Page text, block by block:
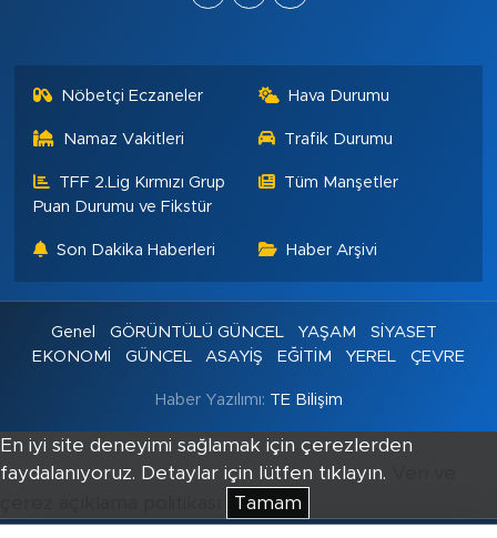
Nöbetçi Eczaneler Hava Durumu
Namaz Vakitleri Trafik Durumu
TFF 2.Lig Kırmızı Grup
Puan Durumu ve Fikstür
Tüm Manşetler
Son Dakika Haberleri Haber Arşivi
Genel GÖRÜNTÜLÜ GÜNCEL YAŞAM
SİYASET
EKONOMİ
GÜNCEL ASAYİŞ EĞİTİM YEREL ÇEVRE
Haber Yazılımı: TE Bilişim
En iyi site deneyimi sağlamak için çerezlerden
faydalanıyoruz. Detaylar için lütfen tıklayın.
Tamam